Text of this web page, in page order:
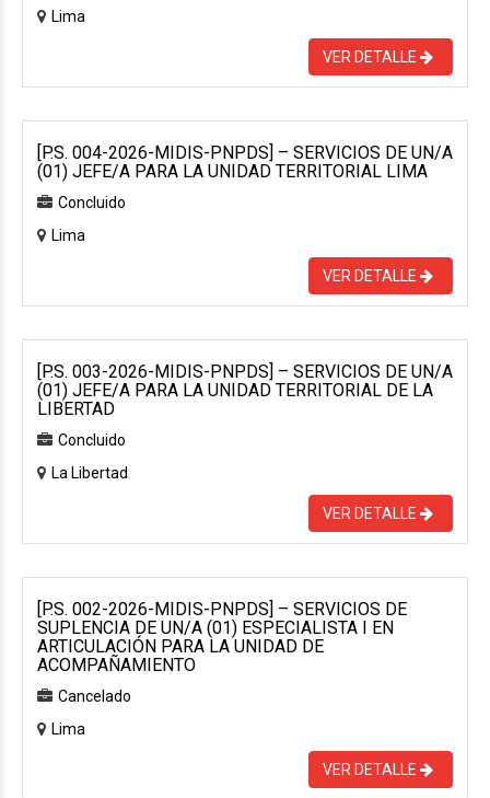
Lima
VER DETALLE
[P.S. 004-2026-MIDIS-PNPDS] – SERVICIOS DE UN/A
(01) JEFE/A PARA LA UNIDAD TERRITORIAL LIMA
Concluido
Lima
VER DETALLE
[P.S. 003-2026-MIDIS-PNPDS] – SERVICIOS DE UN/A
(01) JEFE/A PARA LA UNIDAD TERRITORIAL DE LA
LIBERTAD
Concluido
La Libertad
VER DETALLE
[P.S. 002-2026-MIDIS-PNPDS] – SERVICIOS DE
SUPLENCIA DE UN/A (01) ESPECIALISTA I EN
ARTICULACIÓN PARA LA UNIDAD DE
ACOMPAÑAMIENTO
Cancelado
Lima
VER DETALLE